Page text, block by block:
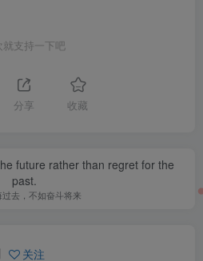
就支持一下吧
分享 收藏
future rather than regret for the
past.
过去，不如奋斗将来
关注